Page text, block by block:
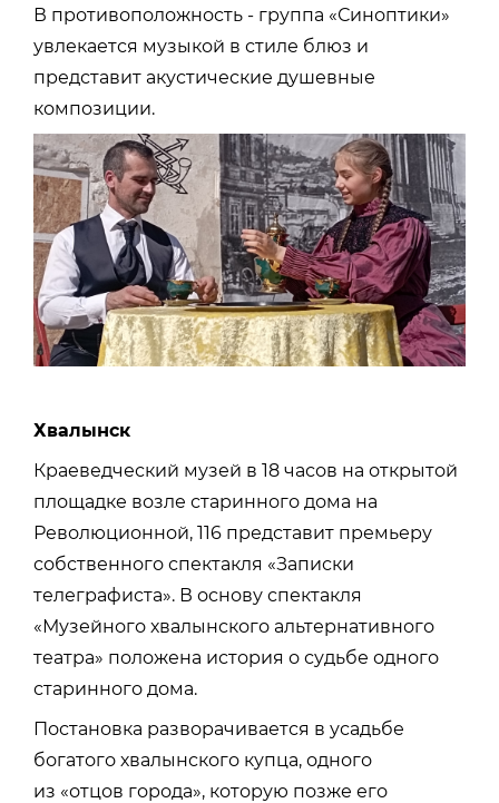
В противоположность - группа «Синоптики»
увлекается музыкой в стиле блюз и
представит акустические душевные
композиции.
Хвалынск
Краеведческий музей в 18 часов на открытой
площадке возле старинного дома на
Революционной, 116 представит премьеру
собственного спектакля «Записки
телеграфиста». В основу спектакля
«Музейного хвалынского альтернативного
театра» положена история о судьбе одного
старинного дома.
Постановка разворачивается в усадьбе
богатого хвалынского купца, одного
из «отцов города», которую позже его